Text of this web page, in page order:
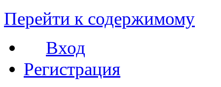
Перейти к содержимому
Вход
Регистрация